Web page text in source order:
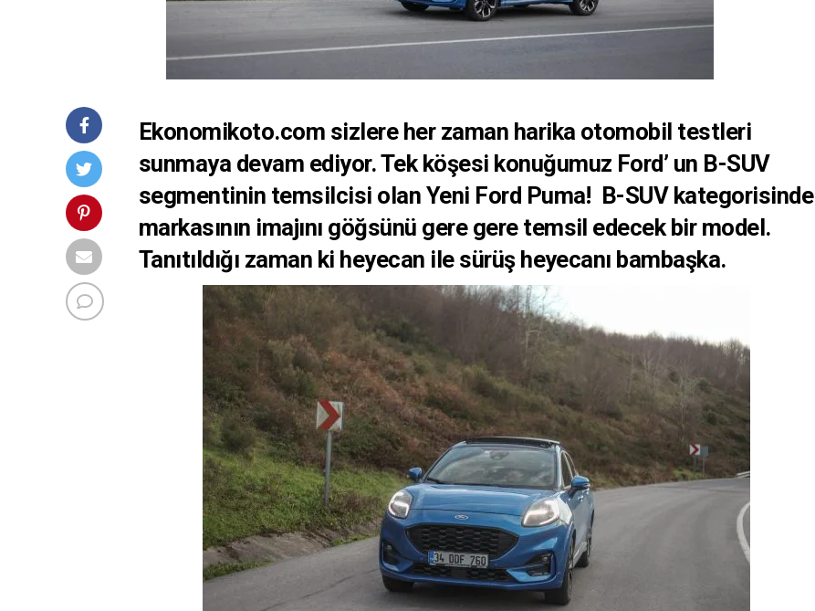
Ekonomikoto.com sizlere her zaman harika otomobil testleri
sunmaya devam ediyor. Tek köşesi konuğumuz Ford’ un B-SUV
segmentinin temsilcisi olan Yeni Ford Puma! B-SUV kategorisinde
markasının imajını göğsünü gere gere temsil edecek bir model.
Tanıtıldığı zaman ki heyecan ile sürüş heyecanı bambaşka.